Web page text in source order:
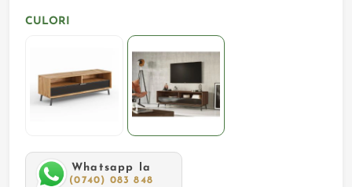
CULORI
Whatsapp la
(0740) 083 848